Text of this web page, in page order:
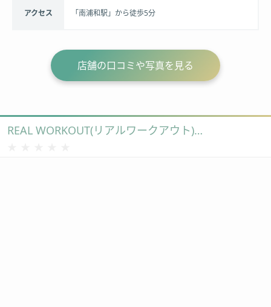
アクセス 「南浦和駅」から徒歩5分
店舗の口コミや写真を見る
REAL WORKOUT(リアルワークアウト)​浦和店